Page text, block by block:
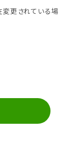
更されている場